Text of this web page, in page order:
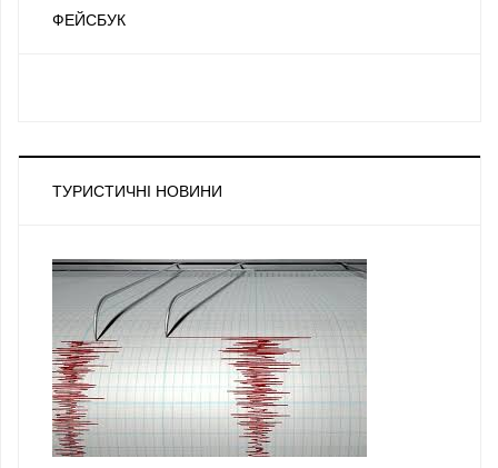
ФЕЙСБУК
ТУРИСТИЧНІ НОВИНИ